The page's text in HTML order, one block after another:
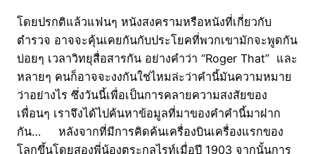
โดยปรกติแล้วแฟนๆ หนังสงครามหรือหนังที่เกี่ยวกับ
ตำรวจ อาจจะคุ้นเคยกันกับประโยคที่พวกเขามักจะพูดกัน
บ่อยๆ เวลาวิทยุสื่อสารกัน อย่างคำว่า “Roger That” และ
หลายๆ คนก็อาจจะงงกันใช่ไหมล่ะว่าคำนี้มันความหมาย
ว่าอย่างไร ซึ่งวันนี้เพื่อเป็นการคลายความสงสัยของ
เพื่อนๆ เราจึงได้ไปค้นหาข้อมูลที่มาของคำคำนี้มาฝาก
กัน… หลังจากที่มีการคิดค้นเครื่องบินเครื่องแรกของ
โลกขึ้นโดยสองพี่น้องตระกูลไรท์เมื่อปี 1903 จากนั้นการ